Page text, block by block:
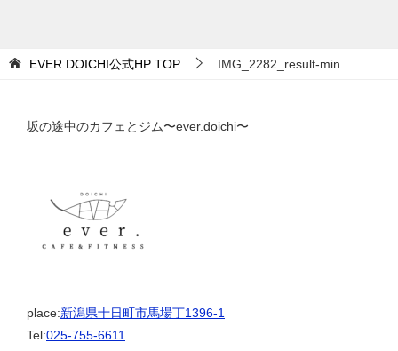
EVER.DOICHI公式HP TOP IMG_2282_result-min
坂の途中のカフェとジム〜ever.doichi〜
place:新潟県十日町市馬場丁1396-1
Tel:025-755-6611